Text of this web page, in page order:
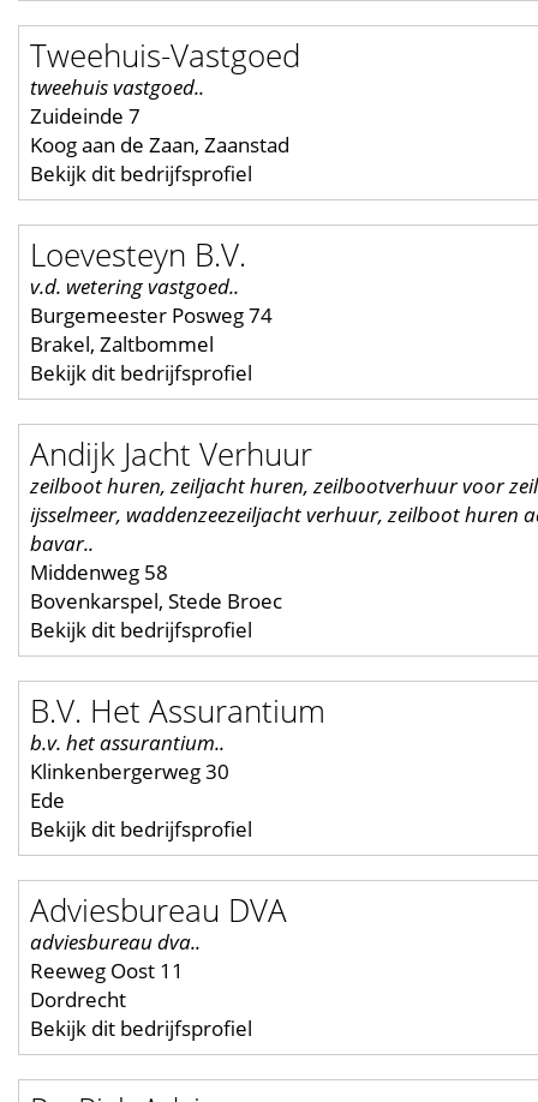
Tweehuis-Vastgoed
tweehuis vastgoed..
Zuideinde 7
Koog aan de Zaan, Zaanstad
Bekijk dit bedrijfsprofiel
Loevesteyn B.V.
v.d. wetering vastgoed..
Burgemeester Posweg 74
Brakel, Zaltbommel
Bekijk dit bedrijfsprofiel
Andijk Jacht Verhuur
zeilboot huren, zeiljacht huren, zeilbootverhuur voor
ijsselmeer, waddenzeezeiljacht verhuur, zeilboot huren
bavar..
Middenweg 58
Bovenkarspel, Stede Broec
Bekijk dit bedrijfsprofiel
B.V. Het Assurantium
b.v. het assurantium..
Klinkenbergerweg 30
Ede
Bekijk dit bedrijfsprofiel
Adviesbureau DVA
adviesbureau dva..
Reeweg Oost 11
Dordrecht
Bekijk dit bedrijfsprofiel